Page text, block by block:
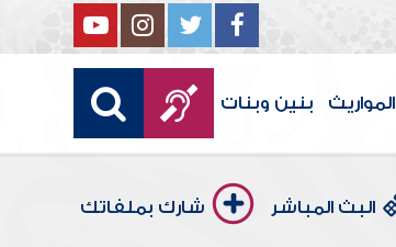
المواريث بنين وبنات
البث المباشر شارك بملفاتك